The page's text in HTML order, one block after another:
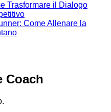
Trasformare il Dialogo
Come Allenare la
Coach